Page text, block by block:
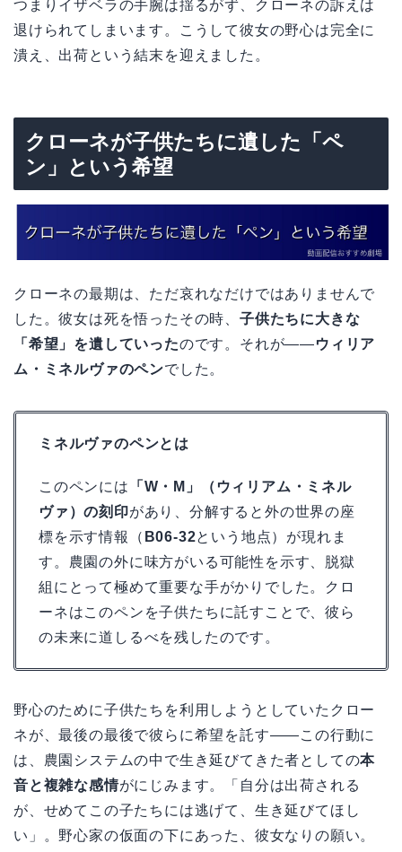
つまりイザベラの手腕は揺るがず、クローネの訴えは
退けられてしまいます。こうして彼女の野心は完全に
潰え、出荷という結末を迎えました。
クローネが子供たちに遺した「ペ
ン」という希望
クローネの最期は、ただ哀れなだけではありませんで
した。彼女は死を悟ったその時、 子供たちに大きな
「希望」を遺していったのです。それが――ウィリア
ム・ミネルヴァのペンでした。
ミネルヴァのペンとは
このペンには
「W・M」（ウィリアム・ミネル
ヴァ）の刻印があり、分解すると外の世界の座
標を示す情報（ B06-32という地点）が現れま
す。農園の外に味方がいる可能性を示す、脱獄
組にとって極めて重要な手がかりでした。クロ
ーネはこのペンを子供たちに託すことで、彼ら
の未来に道しるべを残したのです。
野心のために子供たちを利用しようとしていたクロー
ネが、最後の最後で彼らに希望を託す――この行動に
は、農園システムの中で生き延びてきた者としての本
音と複雑な感情がにじみます。「自分は出荷される
が、せめてこの子たちには逃げて、生き延びてほし
い」。野心家の仮面の下にあった、彼女なりの願い。